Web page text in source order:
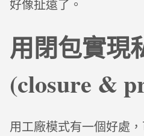
好像扯遠了。
用閉包實現
(closure &
用工廠模式有一個好處